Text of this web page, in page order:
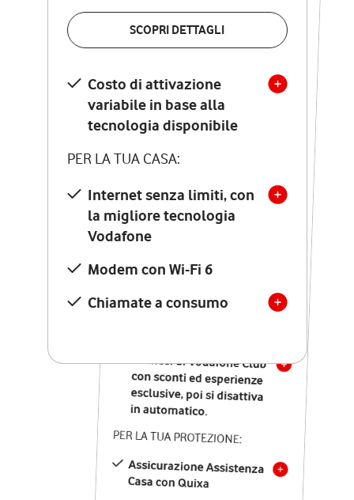
SCOPRI DETTAGLI
Costo di attivazione
variabile in base alla
tecnologia disponibile
PER LA TUA CASA:
Internet senza limiti, con
la migliore tecnologia
Vodafone
Modem con Wi-Fi 6
Chiamate a consumo
VERIFICA LA COPERTURA
Costo di attivazione
variabile in base alla
tecnologia disponibile
PER LA TUA CASA:
Internet senza limiti, con
la migliore tecnologia
Vodafone
Modem Seven con Wi-Fi 7
Chiamate illimitate verso
numeri fissi e mobili
nazionali
12 mesi di Vodafone Club
con sconti ed esperienze
esclusive, poi si disattiva
in automatico.
PER LA TUA PROTEZIONE:
Assicurazione Assistenza
Casa con Quixa